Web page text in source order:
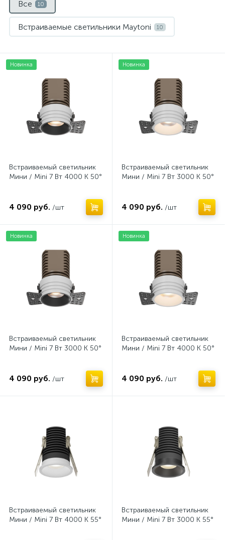
Все 10
Встраиваемые светильники Maytoni 10
Новинка
Встраиваемый светильник
Мини / Mini 7 Вт 4000 К 50°
4 090 руб. /шт
Новинка
Встраиваемый светильник
Мини / Mini 7 Вт 3000 К 50°
4 090 руб. /шт
Новинка
Встраиваемый светильник
Мини / Mini 7 Вт 3000 К 50°
4 090 руб. /шт
Новинка
Встраиваемый светильник
Мини / Mini 7 Вт 4000 К 50°
4 090 руб. /шт
Встраиваемый светильник
Мини / Mini 7 Вт 4000 К 55°
Встраиваемый светильник
Мини / Mini 7 Вт 3000 К 55°